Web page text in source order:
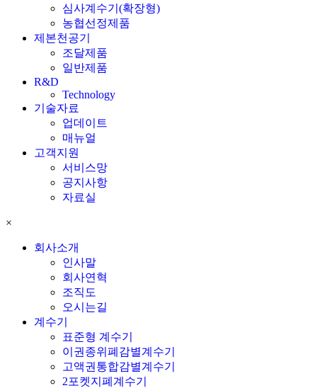
심사계수기(확장형)
농협선정제품
제본천공기
조달제품
일반제품
R&D
Technology
기술자료
업데이트
매뉴얼
고객지원
서비스망
공지사항
자료실
×
회사소개
인사말
회사연혁
조직도
오시는길
계수기
표준형 계수기
이권종위폐감별계수기
고액권통합감별계수기
2포켓지폐계수기